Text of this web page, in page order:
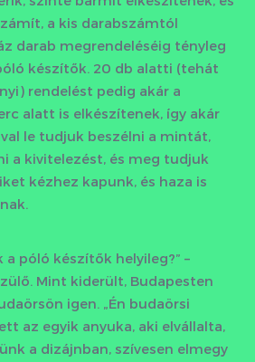
a kis darabszámtól
darab megrendeléséig tényleg
készítők. 20 db alatti (tehát
rendelést pedig akár a
alatt is elkészítenek, így akár
le tudjuk beszélni a mintát,
a kivitelezést, és meg tudjuk
kézhez kapunk, és haza is
a póló készítők helyileg?” –
Mint kiderült, Budapesten
igen. „Én budaörsi
az egyik anyuka, aki elvállalta,
a dizájnban, szívesen elmegy